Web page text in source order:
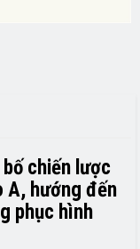
bố chiến lược
A, hướng đến
phục hình